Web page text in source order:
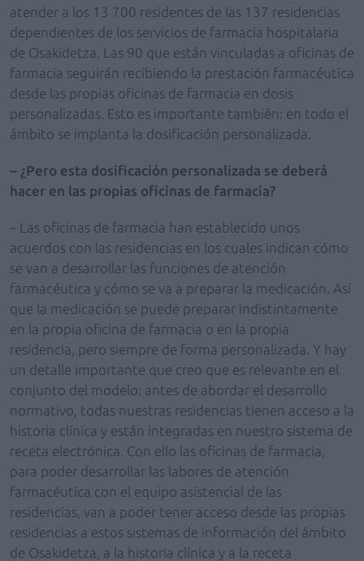
atender a los 13 700 residentes de las 137 residencias
dependientes de los servicios de farmacia hospitalaria
de Osakidetza. Las 90 que están vinculadas a oficinas de
farmacia seguirán recibiendo la prestación farmacéutica
desde las propias oficinas de farmacia en dosis
personalizadas. Esto es importante también: en todo el
ámbito se implanta la dosificación personalizada.
– ¿Pero esta dosificación personalizada se deberá
hacer en las propias oficinas de farmacia?
– Las oficinas de farmacia han establecido unos
acuerdos con las residencias en los cuales indican cómo
se van a desarrollar las funciones de atención
farmacéutica y cómo se va a preparar la medicación. Así
que la medicación se puede preparar indistintamente
en la propia oficina de farmacia o en la propia
residencia, pero siempre de forma personalizada. Y hay
un detalle importante que creo que es relevante en el
conjunto del modelo: antes de abordar el desarrollo
normativo, todas nuestras residencias tienen acceso a la
historia clínica y están integradas en nuestro sistema de
receta electrónica. Con ello las oficinas de farmacia,
para poder desarrollar las labores de atención
farmacéutica con el equipo asistencial de las
residencias, van a poder tener acceso desde las propias
residencias a estos sistemas de información del ámbito
de Osakidetza, a la historia clínica y a la receta